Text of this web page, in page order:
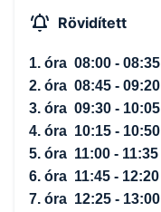
Rövidített
1. óra 08:00 - 08:35
2. óra 08:45 - 09:20
3. óra 09:30 - 10:05
4. óra 10:15 - 10:50
5. óra 11:00 - 11:35
6. óra 11:45 - 12:20
7. óra 12:25 - 13:00